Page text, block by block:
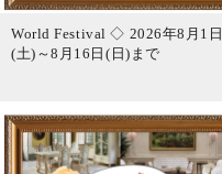
World Festival ◇ 2026年8月1日
(土)～8月16日(日)まで